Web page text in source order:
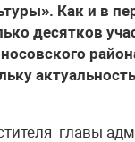
Как и в
десятков
главы